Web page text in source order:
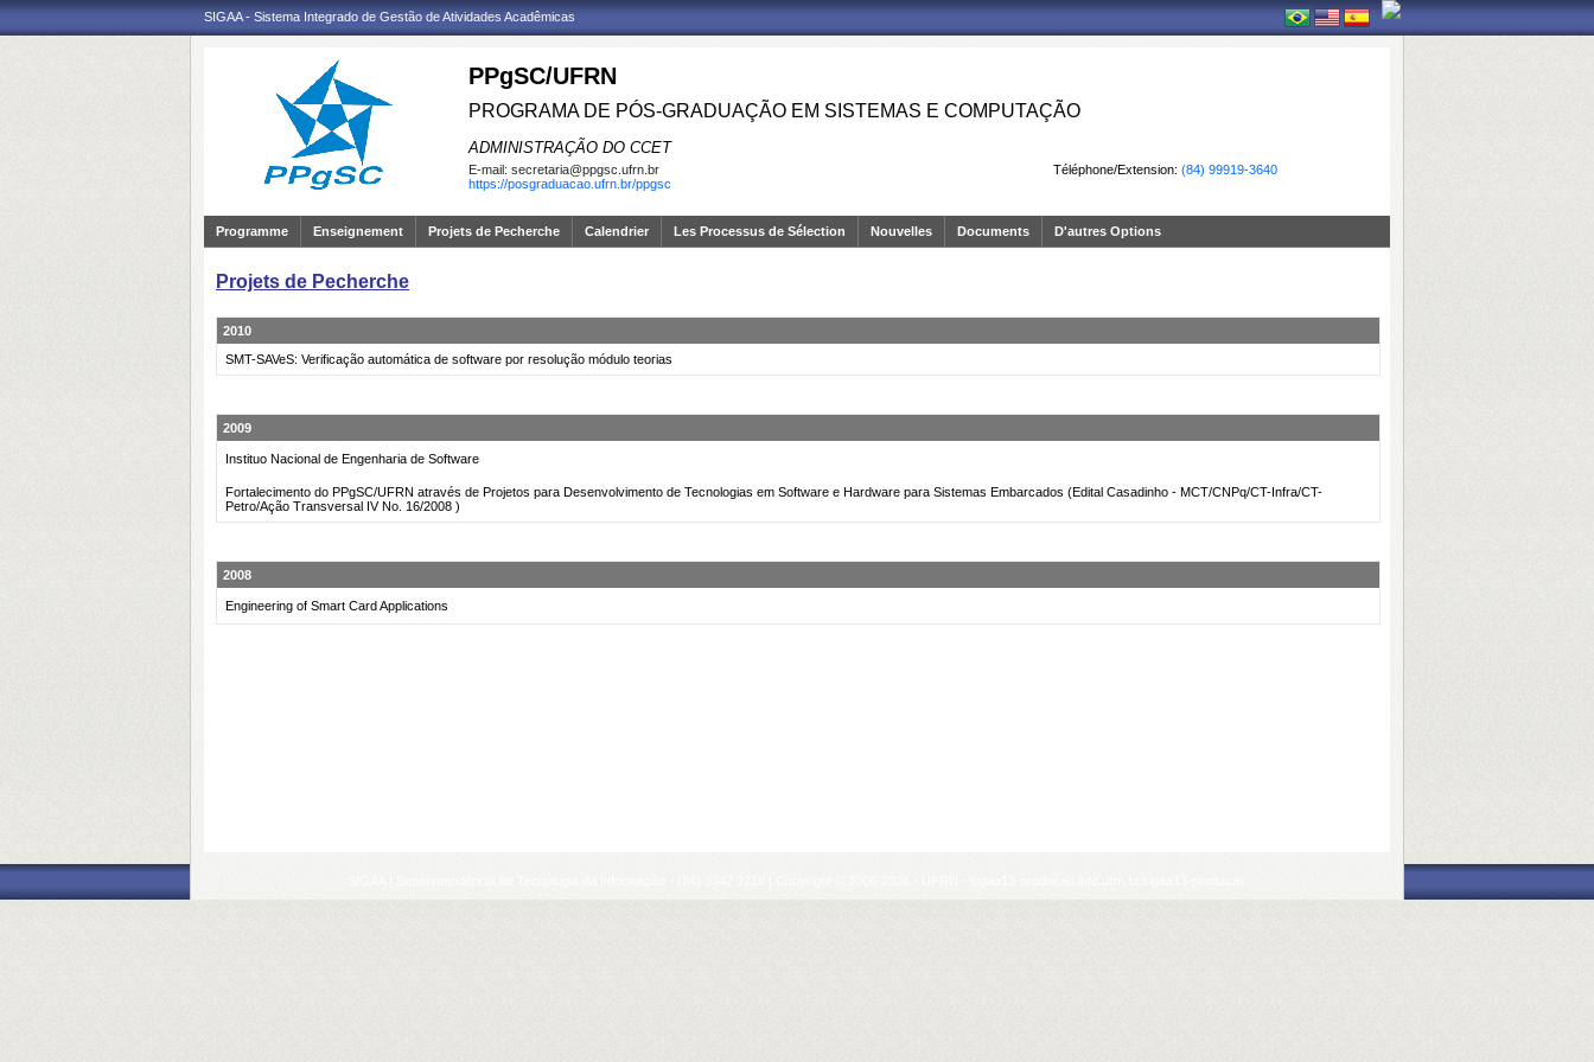
SIGAA - Sistema Integrado de Gestão de Atividades Acadêmicas
PPgSC/UFRN
PROGRAMA DE PÓS-GRADUAÇÃO EM SISTEMAS E COMPUTAÇÃO
ADMINISTRAÇÃO DO CCET
Téléphone/Extension: (84) 99919-3640
E-mail: secretaria@ppgsc.ufrn.br
https://posgraduacao.ufrn.br/ppgsc
Programme Enseignement Projets de Pecherche Calendrier Les Processus de Sélection Nouvelles Documents D'autres Options
Projets de Pecherche
2010
SMT-SAVeS: Verificação automática de software por resolução módulo teorias
2009
Instituo Nacional de Engenharia de Software
Fortalecimento do PPgSC/UFRN através de Projetos para Desenvolvimento de Tecnologias em Software e Hardware para Sistemas Embarcados (Edital Casadinho - MCT/CNPq/CT-Infra/CT-
Petro/Ação Transversal IV No. 16/2008 )
2008
Engineering of Smart Card Applications